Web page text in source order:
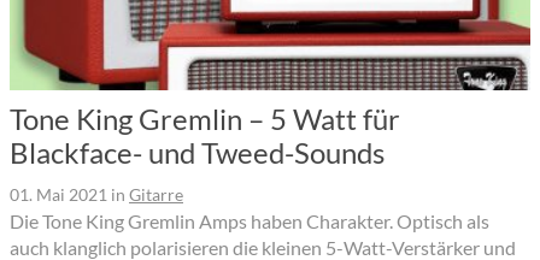
Tone King Gremlin – 5 Watt für
Blackface- und Tweed-Sounds
01. Mai 2021 in Gitarre
Die Tone King Gremlin Amps haben Charakter. Optisch als
auch klanglich polarisieren die kleinen 5-Watt-Verstärker und